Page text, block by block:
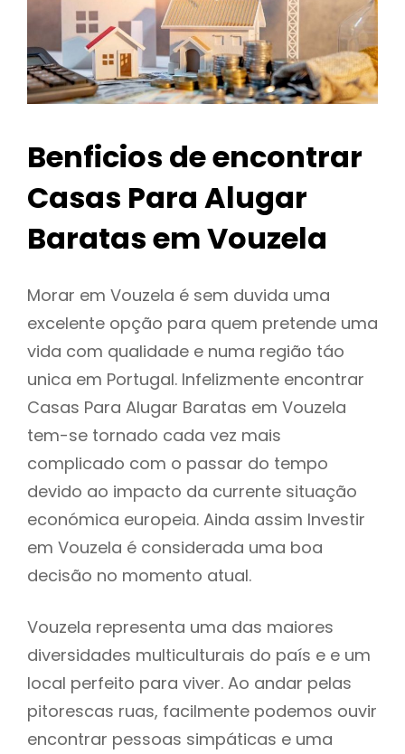
Benficios de encontrar
Casas Para Alugar
Baratas em Vouzela
Morar em Vouzela é sem duvida uma
excelente opção para quem pretende uma
vida com qualidade e numa região táo
unica em Portugal. Infelizmente encontrar
Casas Para Alugar Baratas em Vouzela
tem-se tornado cada vez mais
complicado com o passar do tempo
devido ao impacto da currente situação
económica europeia. Ainda assim Investir
em Vouzela é considerada uma boa
decisão no momento atual.
Vouzela representa uma das maiores
diversidades multiculturais do país e e um
local perfeito para viver. Ao andar pelas
pitorescas ruas, facilmente podemos ouvir
encontrar pessoas simpáticas e uma